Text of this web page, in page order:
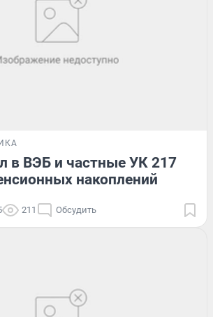
в ВЭБ и частные УК 217
накоплений
211 Обсудить